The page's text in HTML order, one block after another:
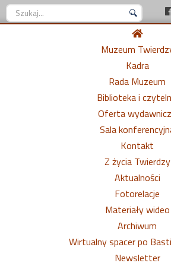
Szukaj...
Muzeum
Kadra
Rada Muzeum
Biblioteka i
Oferta
Sala
Kontakt
Z życia Twierdzy
Aktualności
Fotorelacje
Materiały wideo
Archiwum
Wirtualny spacer po
Newsletter